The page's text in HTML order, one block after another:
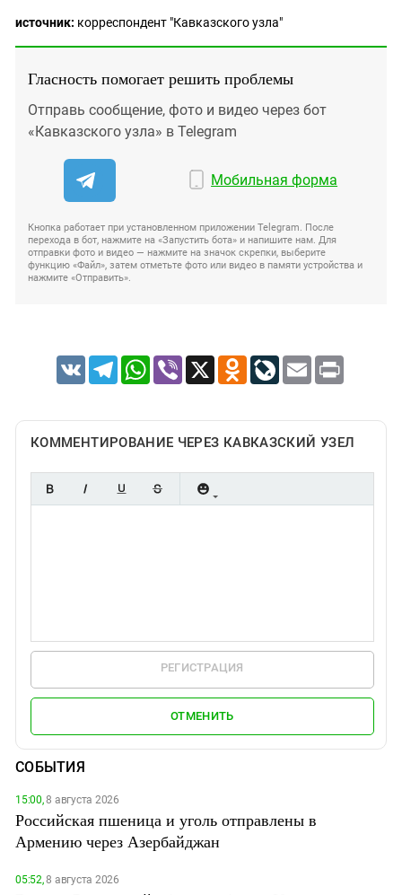
источник: корреспондент "Кавказского узла"
Гласность помогает решить проблемы
Отправь сообщение, фото и видео через бот
«Кавказского узла» в Telegram
Мобильная форма
Кнопка работает при установленном приложении Telegram. После
перехода в бот, нажмите на «Запустить бота» и напишите нам. Для
отправки фото и видео — нажмите на значок скрепки, выберите
функцию «Файл», затем отметьте фото или видео в памяти устройства и
нажмите «Отправить».
VK TelegramWhatsApp
Viber X Odnoklassniki
LiveJournal
Email Print
КОММЕНТИРОВАНИЕ ЧЕРЕЗ КАВКАЗСКИЙ УЗЕЛ
РЕГИСТРАЦИЯ
ОТМЕНИТЬ
СОБЫТИЯ
15:00,8 августа 2026
Российская пшеница и уголь отправлены в
Армению через Азербайджан
05:52,8 августа 2026